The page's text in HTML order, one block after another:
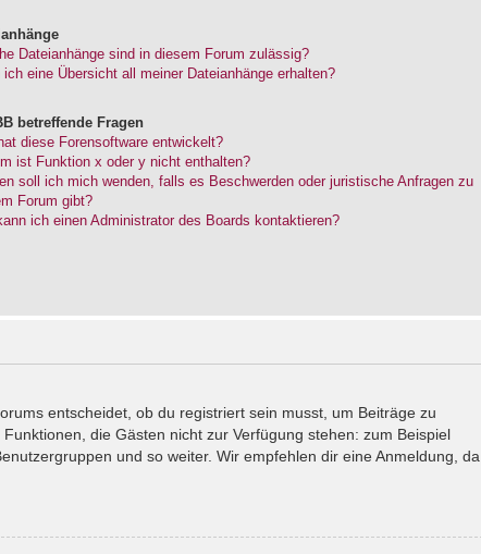
Dateianhänge sind in diesem Forum zulässig?
ich eine Übersicht all meiner Dateianhänge erhalten?
betreffende Fragen
diese Forensoftware entwickelt?
ist Funktion x oder y nicht enthalten?
soll ich mich wenden, falls es Beschwerden oder juristische Anfragen zu
Forum gibt?
ich einen Administrator des Boards kontaktieren?
entscheidet, ob du registriert sein musst, um Beiträge zu
die Gästen nicht zur Verfügung stehen: zum Beispiel
und so weiter. Wir empfehlen dir eine Anmeldung, da